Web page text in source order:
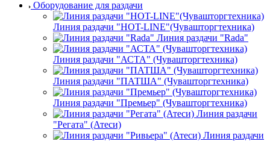
Линия раздачи "HOT-LINE"(Чувашторгтехника)
Линия раздачи "Rada"
Линия раздачи "АСТА" (Чувашторгтехника)
Линия раздачи "ПАТША" (Чувашторгтехника)
Линия раздачи "Премьер" (Чувашторгтехника)
Линия раздачи
"Регата" (Атеси)
"Ривьера" (Атеси)